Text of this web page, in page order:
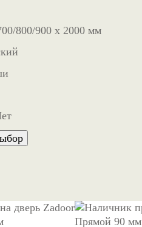
800/900 x 2000 мм
Прямой 90 мм